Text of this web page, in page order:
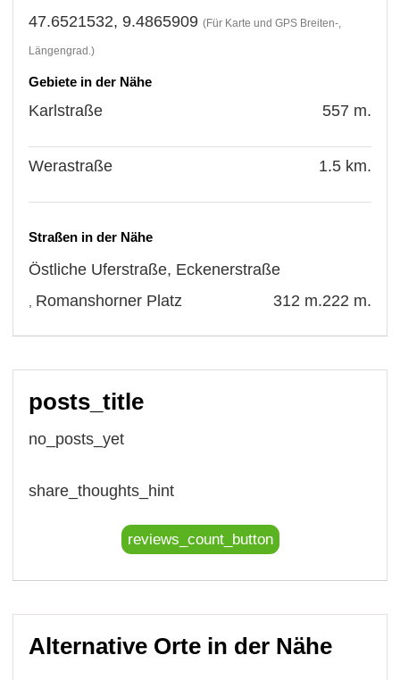
47.6521532, 9.4865909 (Für Karte und GPS Breiten-,
Längengrad.)
Gebiete in der Nähe
Karlstraße 557 m.
Werastraße 1.5 km.
Straßen in der Nähe
Östliche Uferstraße, Eckenerstraße
222 m.
Romanshorner Platz 312 m.
posts_title
no_posts_yet
share_thoughts_hint
reviews_count_button
Alternative Orte in der Nähe